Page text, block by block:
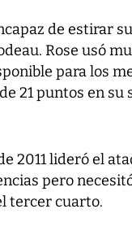
de estirar
Rose usó
para los
21 puntos en su
2011 lideró el
pero
tercer cuarto.